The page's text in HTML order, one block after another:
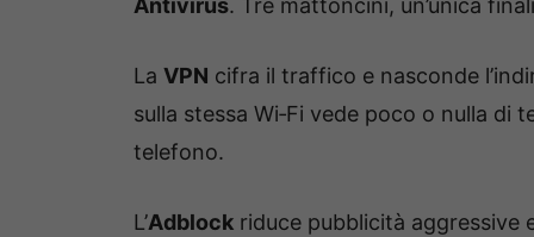
Antivirus. Tre mattoncini, un’unica
La VPN cifra il traffico e nasconde
sulla stessa Wi‑Fi vede poco o nulla di
telefono.
L’Adblock riduce pubblicità aggressive